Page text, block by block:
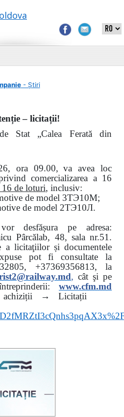
- Știri
– licitații!
Stat „Calea Ferată din
ora 09.00, va avea loc
comercializarea a 16
16 de loturi, inclusiv:
de model 3ТЭ10М;
de model 2ТЭ10Л.
desfășura pe adresa:
Pârcălab, 48, sala nr.51.
a licitaţiilor și documentele
pot fi consultate la
+37369356813, la
, cât şi pe
www.cfm.md
achiziții → Licitații